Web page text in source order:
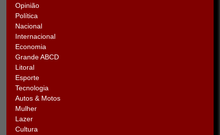
Opinião
Política
Nacional
Internacional
Economia
Grande ABCD
Litoral
Esporte
Tecnologia
Autos & Motos
Mulher
Lazer
Cultura